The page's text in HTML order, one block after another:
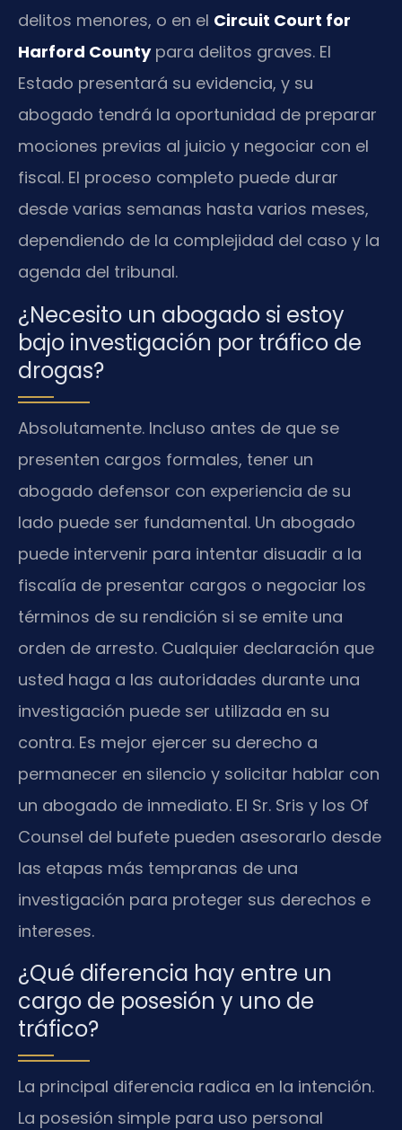
delitos menores, o en el Circuit Court for
Harford Countypara delitos graves. El
Estado presentará su evidencia, y su
abogado tendrá la oportunidad de preparar
mociones previas al juicio y negociar con el
fiscal. El proceso completo puede durar
desde varias semanas hasta varios meses,
dependiendo de la complejidad del caso y la
agenda del tribunal.
¿Necesito un abogado si estoy
bajo investigación por tráfico de
drogas?
Absolutamente. Incluso antes de que se
presenten cargos formales, tener un
abogado defensor con experiencia de su
lado puede ser fundamental. Un abogado
puede intervenir para intentar disuadir a la
fiscalía de presentar cargos o negociar los
términos de su rendición si se emite una
orden de arresto. Cualquier declaración que
usted haga a las autoridades durante una
investigación puede ser utilizada en su
contra. Es mejor ejercer su derecho a
permanecer en silencio y solicitar hablar con
un abogado de inmediato. El Sr. Sris y los Of
Counsel del bufete pueden asesorarlo desde
las etapas más tempranas de una
investigación para proteger sus derechos e
intereses.
¿Qué diferencia hay entre un
cargo de posesión y uno de
tráfico?
La principal diferencia radica en la intención.
La posesión simple para uso personal